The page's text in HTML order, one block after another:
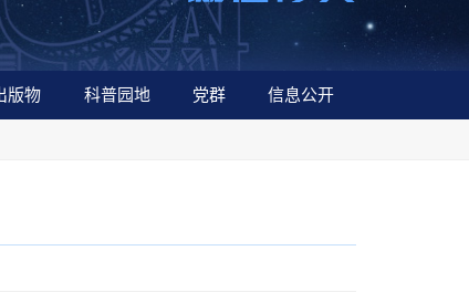
版物 科普园地 党群 信息公开